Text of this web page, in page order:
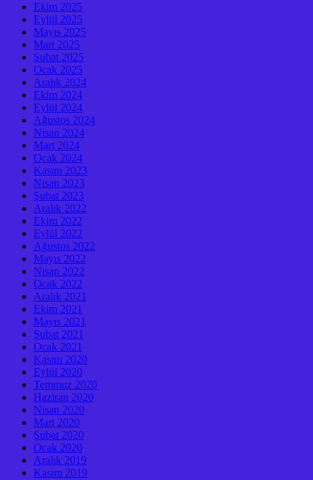
Ekim 2025
Eylül 2025
Mayıs 2025
Mart 2025
Şubat 2025
Ocak 2025
Aralık 2024
Ekim 2024
Eylül 2024
Ağustos 2024
Nisan 2024
Mart 2024
Ocak 2024
Kasım 2023
Nisan 2023
Şubat 2023
Aralık 2022
Ekim 2022
Eylül 2022
Ağustos 2022
Mayıs 2022
Nisan 2022
Ocak 2022
Aralık 2021
Ekim 2021
Mayıs 2021
Şubat 2021
Ocak 2021
Kasım 2020
Eylül 2020
Temmuz 2020
Haziran 2020
Nisan 2020
Mart 2020
Şubat 2020
Ocak 2020
Aralık 2019
Kasım 2019